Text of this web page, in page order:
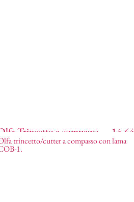
Trincetto a compasso
14,64
trincetto/cutter a compasso con lama
1.